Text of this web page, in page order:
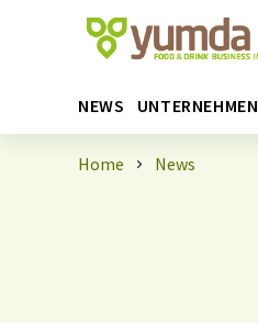
NEWS UNTERNEHMEN
Home News